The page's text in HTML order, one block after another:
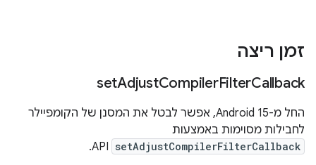
זמן ריצה
setAdjustCompilerFilterCallback
החל מ-Android 15, אפשר לבטל את המסנן של הקומפיילר
לחבילות מסוימות באמצעות
setAdjustCompilerFilterCallback